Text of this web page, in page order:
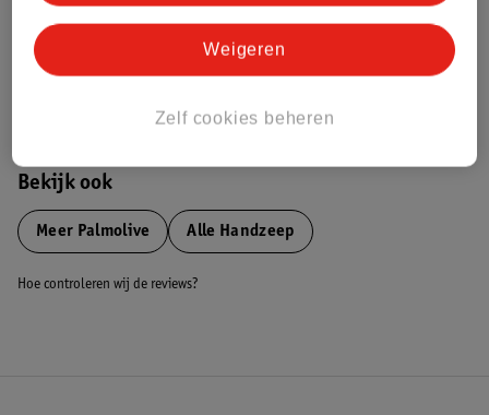
Bekijk ook
Meer Palmolive Alle Handzeep
Hoe controleren wij de reviews?
Zelf cookies beheren
Weigeren